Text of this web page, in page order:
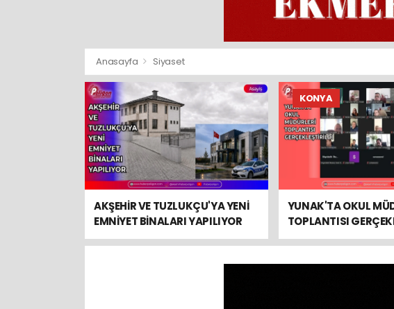
Anasayfa Siyaset
AKŞEHİR VE TUZLUKÇU'YA YENİ
EMNİYET BİNALARI YAPILIYOR
KONYA
YUNAK'TA OKUL
TOPLANTISI